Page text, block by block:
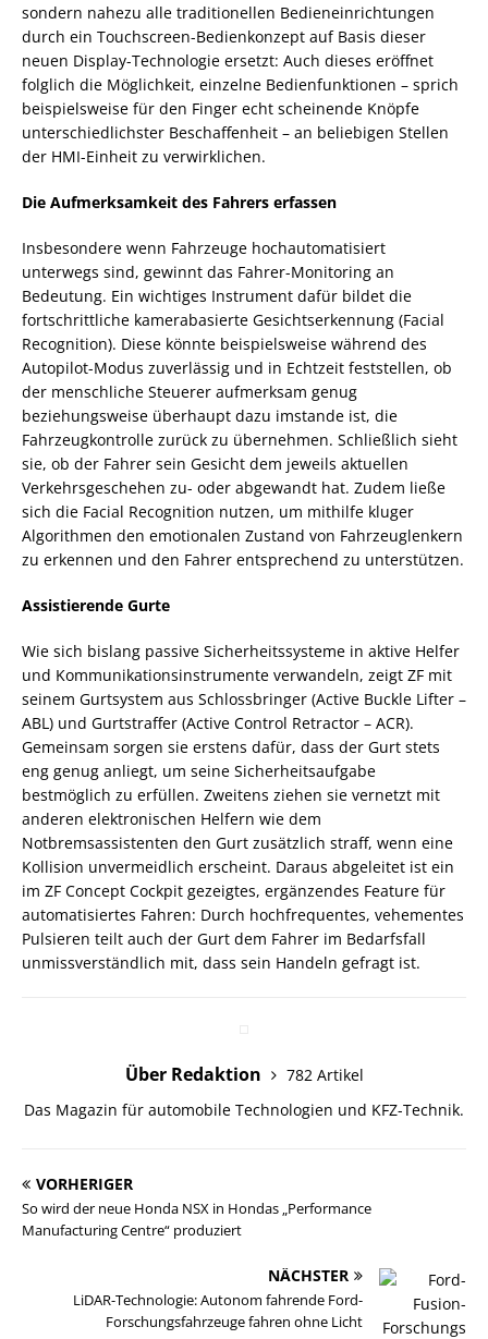
sondern nahezu alle traditionellen Bedieneinrichtungen
durch ein Touchscreen-Bedienkonzept auf Basis dieser
neuen Display-Technologie ersetzt: Auch dieses eröffnet
folglich die Möglichkeit, einzelne Bedienfunktionen – sprich
beispielsweise für den Finger echt scheinende Knöpfe
unterschiedlichster Beschaffenheit – an beliebigen Stellen
der HMI-Einheit zu verwirklichen.
Die Aufmerksamkeit des Fahrers erfassen
Insbesondere wenn Fahrzeuge hochautomatisiert
unterwegs sind, gewinnt das Fahrer-Monitoring an
Bedeutung. Ein wichtiges Instrument dafür bildet die
fortschrittliche kamerabasierte Gesichtserkennung (Facial
Recognition). Diese könnte beispielsweise während des
Autopilot-Modus zuverlässig und in Echtzeit feststellen, ob
der menschliche Steuerer aufmerksam genug
beziehungsweise überhaupt dazu imstande ist, die
Fahrzeugkontrolle zurück zu übernehmen. Schließlich sieht
sie, ob der Fahrer sein Gesicht dem jeweils aktuellen
Verkehrsgeschehen zu- oder abgewandt hat. Zudem ließe
sich die Facial Recognition nutzen, um mithilfe kluger
Algorithmen den emotionalen Zustand von Fahrzeuglenkern
zu erkennen und den Fahrer entsprechend zu unterstützen.
Assistierende Gurte
Wie sich bislang passive Sicherheitssysteme in aktive Helfer
und Kommunikationsinstrumente verwandeln, zeigt ZF mit
seinem Gurtsystem aus Schlossbringer (Active Buckle Lifter –
ABL) und Gurtstraffer (Active Control Retractor – ACR).
Gemeinsam sorgen sie erstens dafür, dass der Gurt stets
eng genug anliegt, um seine Sicherheitsaufgabe
bestmöglich zu erfüllen. Zweitens ziehen sie vernetzt mit
anderen elektronischen Helfern wie dem
Notbremsassistenten den Gurt zusätzlich straff, wenn eine
Kollision unvermeidlich erscheint. Daraus abgeleitet ist ein
im ZF Concept Cockpit gezeigtes, ergänzendes Feature für
automatisiertes Fahren: Durch hochfrequentes, vehementes
Pulsieren teilt auch der Gurt dem Fahrer im Bedarfsfall
unmissverständlich mit, dass sein Handeln gefragt ist.
Über Redaktion
782 Artikel
Das Magazin für automobile Technologien und KFZ-Technik.
VORHERIGER
So wird der neue Honda NSX in Hondas „Performance
Manufacturing Centre“ produziert
NÄCHSTER
LiDAR-Technologie: Autonom fahrende Ford-
Forschungsfahrzeuge fahren ohne Licht